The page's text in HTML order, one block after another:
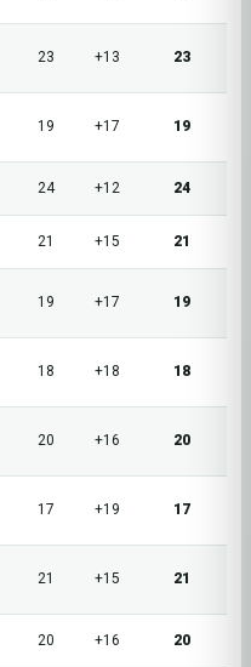
23 +13 23
19 +17 19
24 +12 24
21 +15 21
19 +17 19
18 +18 18
20 +16 20
17 +19 17
21 +15 21
20 +16 20